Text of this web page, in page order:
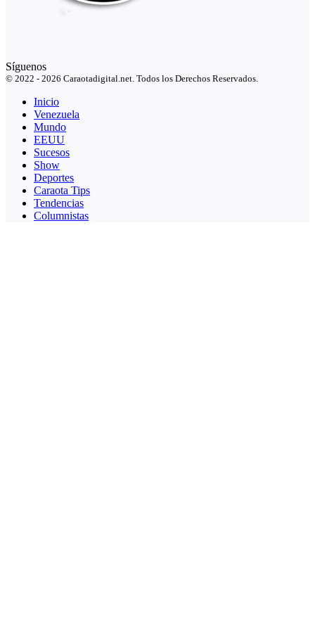
Síguenos
© 2022 - 2026 Caraotadigital.net. Todos los Derechos Reservados.
Inicio
Venezuela
Mundo
EEUU
Sucesos
Show
Deportes
Caraota Tips
Tendencias
Columnistas